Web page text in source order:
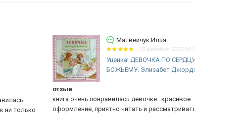
Матвейчук Илья
25 декабря 2023 14:15
Уценка! ДЕВОЧКА ПО СЕРДЦУ
БОЖЬЕМУ. Элизабет Джордж
книга очень понравилась девочке...красивое
оформление, приятно читать и рассматривать.